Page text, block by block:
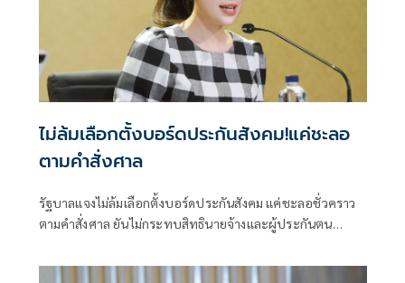
ไม่ล้มเลือกตั้งบอร์ดประกันสังคม!แค่ชะลอ
ตามคำสั่งศาล
รัฐบาลแจงไม่ล้มเลือกตั้งบอร์ดประกันสังคม แค่ชะลอชั่วคราว
ตามคำสั่งศาล ยันไม่กระทบสิทธินายจ้างและผู้ประกันตน